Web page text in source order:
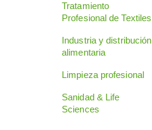
Tratamiento
Profesional de Textiles
Industria y distribución
alimentaria
Limpieza profesional
Sanidad & Life
Sciences